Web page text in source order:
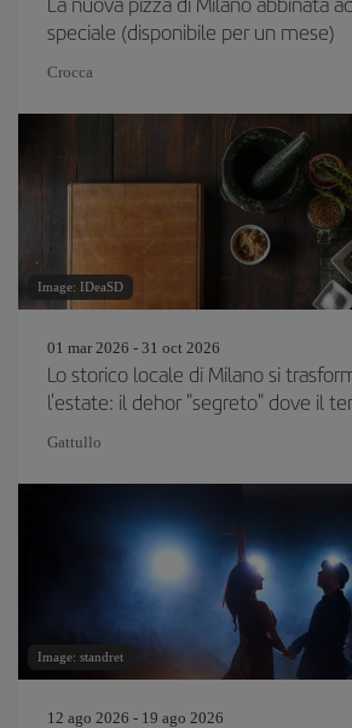
speciale (disponibile per un mese)
Crocca
Image: IDeaSD
01 mar 2026 - 31 oct 2026
Lo storico locale di Milano si
l'estate: il dehor "segreto" dove il
Gattullo
Image: standret
12 ago 2026 - 19 ago 2026